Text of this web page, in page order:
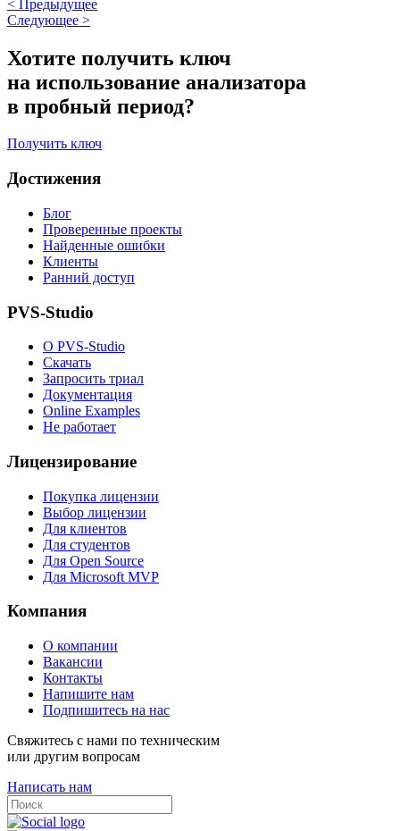
< Предыдущее
Следующее >
Хотите получить ключ
на использование анализатора
в пробный период?
Получить ключ
Достижения
Блог
Проверенные проекты
Найденные ошибки
Клиенты
Ранний доступ
PVS-Studio
О PVS-Studio
Скачать
Запросить триал
Документация
Online Examples
Не работает
Лицензирование
Покупка лицензии
Выбор лицензии
Для клиентов
Для студентов
Для Open Source
Для Microsoft MVP
Компания
О компании
Вакансии
Контакты
Напишите нам
Подпишитесь на нас
Свяжитесь с нами по техническим
или другим вопросам
Написать нам